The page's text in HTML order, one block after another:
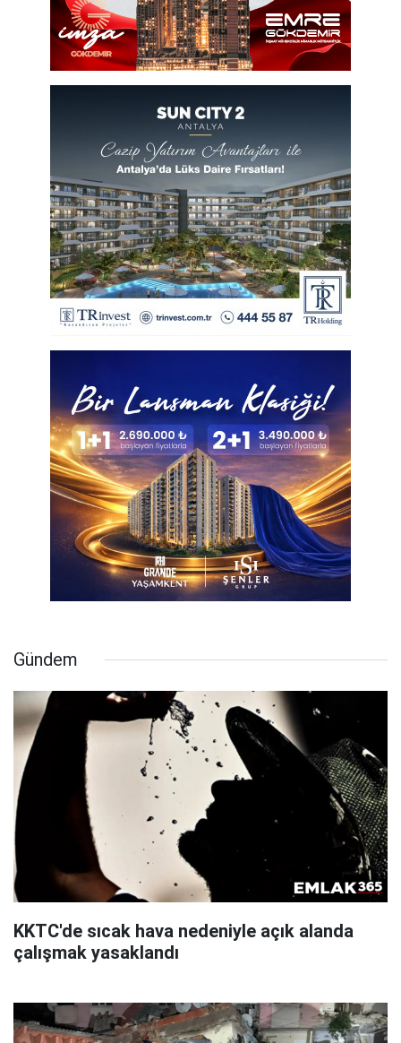
Gündem
KKTC'de sıcak hava nedeniyle açık alanda
çalışmak yasaklandı